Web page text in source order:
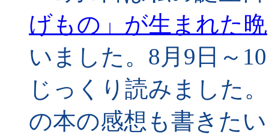
げもの」が生まれた晩
いました。8月9日～
じっくり読みました
の本の感想も書きた